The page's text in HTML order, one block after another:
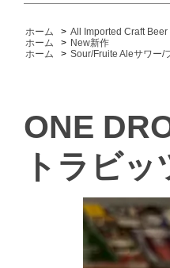
ホーム > All Imported Craft
ホーム
> New新作
ホーム
> Sour/Fruite Aleサワー/
ONE
トラビッ